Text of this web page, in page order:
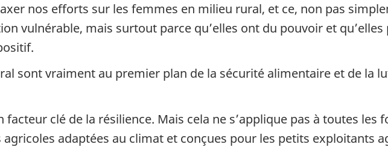
nos efforts sur les femmes en milieu rural, et ce, non pas
vulnérable, mais surtout parce qu’elles ont du pouvoir et
sont vraiment au premier plan de la sécurité alimentaire et de la
clé de la résilience. Mais cela ne s’applique pas à toutes les
adaptées au climat et conçues pour les petits exploitants